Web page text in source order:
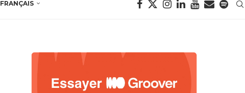
FRANÇAIS